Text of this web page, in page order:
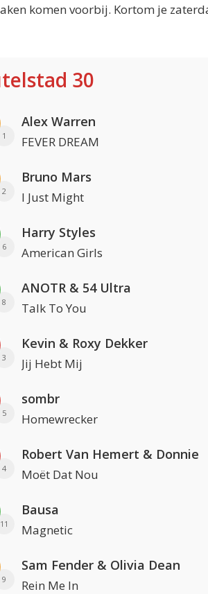
komen voorbij. Kortom je
30
1
Alex Warren
FEVER DREAM
2
Bruno Mars
I Just Might
6
Harry Styles
American Girls
8
ANOTR & 54 Ultra
Talk To You
3
Kevin & Roxy Dekker
Jij Hebt Mij
5
sombr
Homewrecker
4
Robert Van Hemert & Donnie
Moët Dat Nou
11
Bausa
Magnetic
9
Sam Fender & Olivia Dean
Rein Me In